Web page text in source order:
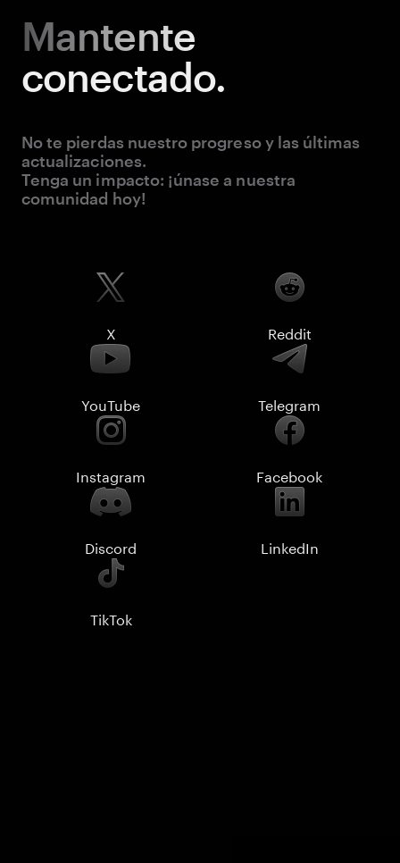
Mantente
conectado.
No te pierdas nuestro progreso y las últimas
actualizaciones.
Tenga un impacto: ¡únase a nuestra
comunidad hoy!
X Reddit
YouTube Telegram
Instagram Facebook
Discord LinkedIn
TikTok